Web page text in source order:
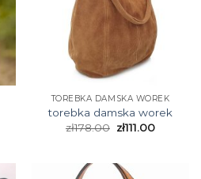
TOREBKA DAMSKA WOREK
torebka damska worek
zł178.00 zł111.00